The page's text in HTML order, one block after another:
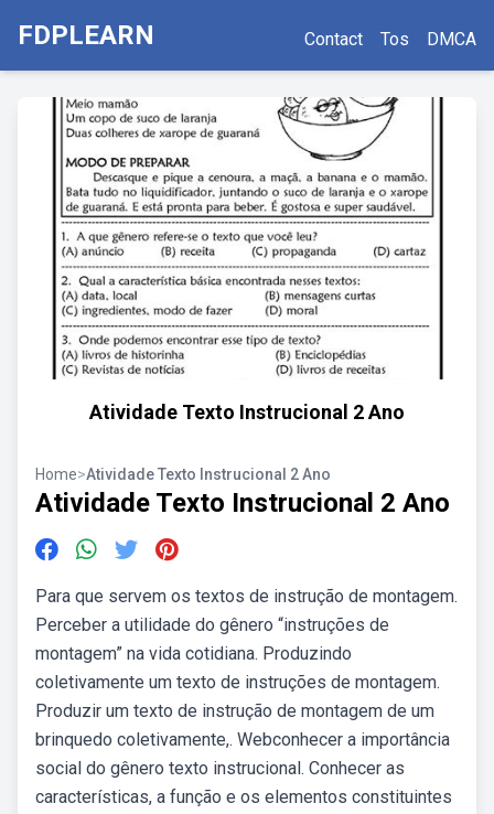
FDPLEARN Contact Tos DMCA
Atividade Texto Instrucional 2 Ano
Home>Atividade Texto Instrucional 2 Ano
Atividade Texto Instrucional 2 Ano
Para que servem os textos de instrução de montagem.
Perceber a utilidade do gênero “instruções de
montagem” na vida cotidiana. Produzindo
coletivamente um texto de instruções de montagem.
Produzir um texto de instrução de montagem de um
brinquedo coletivamente,. Webconhecer a importância
social do gênero texto instrucional. Conhecer as
características, a função e os elementos constituintes